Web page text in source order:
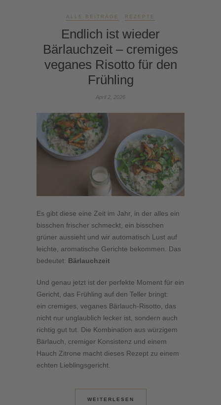
ALLE BEITRÄGE REZEPTE
Endlich ist wieder
Bärlauchzeit – cremiges
veganes Risotto für den
Frühling
April 2, 2026
Es gibt diese eine Zeit im Jahr, in der alles ein
bisschen frischer schmeckt, ein bisschen
grüner aussieht und wir automatisch Lust auf
leichte, aromatische Gerichte bekommen. Das
bedeutet: Bärlauchzeit
Und genau jetzt ist der perfekte Moment für ein
Gericht, das Frühling auf den Teller bringt:
ein cremiges, veganes Bärlauch-Risotto, das
nicht nur unglaublich lecker ist, sondern auch
richtig gut tut. Die Kombination aus würzigem
Bärlauch, cremiger Konsistenz und einem
Hauch Zitrone macht dieses Rezept zu einem
echten Lieblingsgericht.
WEITERLESEN